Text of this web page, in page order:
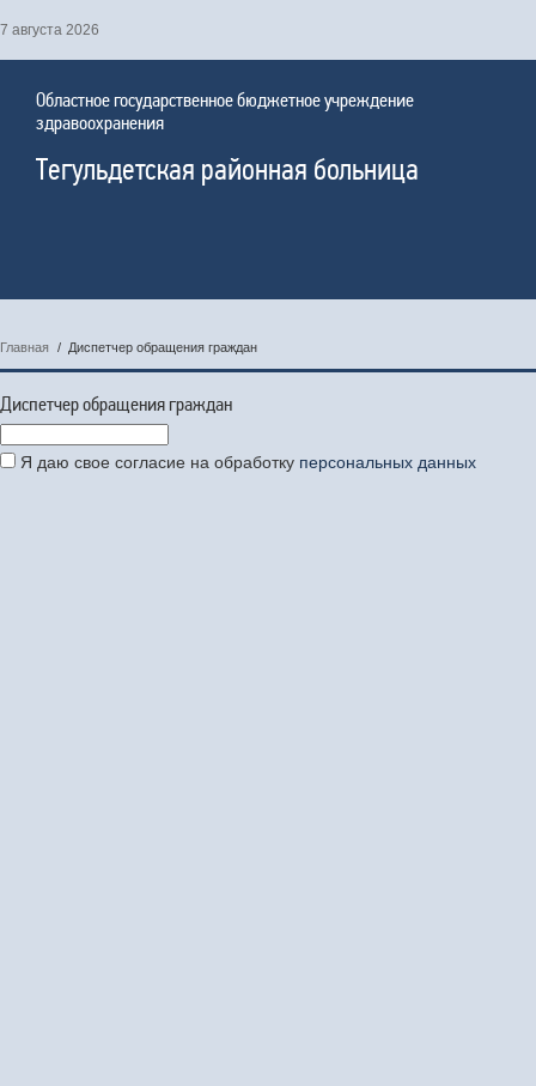
7 августа 2026
Областное государственное бюджетное учреждение
здравоохранения
Тегульдетская районная больница
Главная / Диспетчер обращения граждан
Диспетчер обращения граждан
Я даю свое согласие на обработку персональных данных